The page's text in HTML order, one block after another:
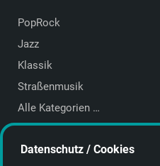
PopRock
Jazz
Klassik
Straßenmusik
Alle Kategorien …
Featured Artists
Datenschutz / Cookies